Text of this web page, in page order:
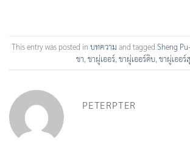
This entry was posted in บทความ and tagged Sheng
ชา, ชาผู่เออร์, ชาผู่เออร์ดิบ, ชาผู่เออร์
PETERPTER